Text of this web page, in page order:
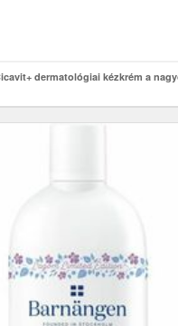
dermatológiai kézkrém a